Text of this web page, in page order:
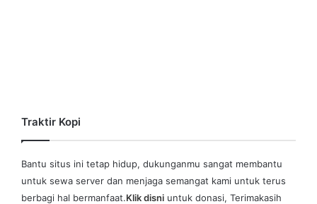
Traktir Kopi
Bantu situs ini tetap hidup, dukunganmu sangat membantu
untuk sewa server dan menjaga semangat kami untuk terus
berbagi hal bermanfaat.Klik disni untuk donasi, Terimakasih